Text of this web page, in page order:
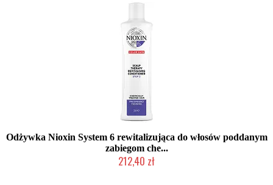
Odżywka Nioxin System 6 rewitalizująca do włosów poddanym
zabiegom che...
212,40 zł